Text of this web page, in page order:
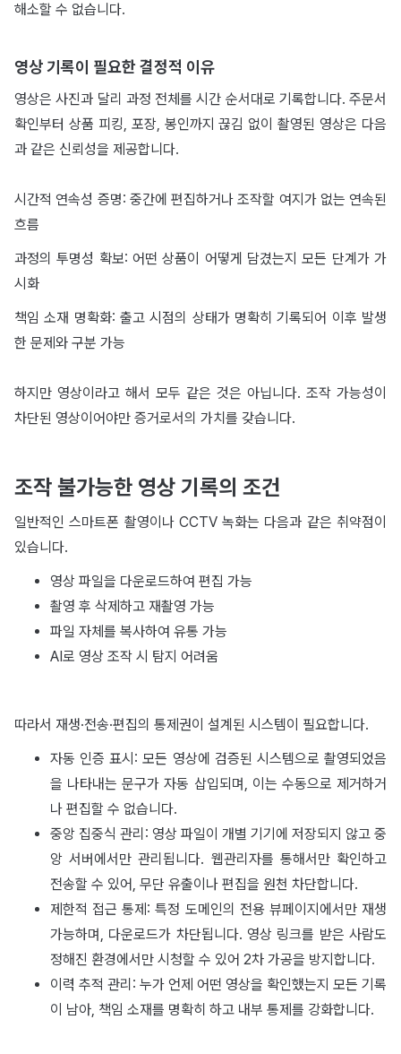
해소할 수 없습니다.
영상 기록이 필요한 결정적 이유
영상은 사진과 달리 과정 전체를 시간 순서대로 기록합니다. 주문서
확인부터 상품 피킹, 포장, 봉인까지 끊김 없이 촬영된 영상은 다음
과 같은 신뢰성을 제공합니다.
시간적 연속성 증명: 중간에 편집하거나 조작할 여지가 없는 연속된
흐름
과정의 투명성 확보: 어떤 상품이 어떻게 담겼는지 모든 단계가 가
시화
책임 소재 명확화: 출고 시점의 상태가 명확히 기록되어 이후 발생
한 문제와 구분 가능
하지만 영상이라고 해서 모두 같은 것은 아닙니다. 조작 가능성이
차단된 영상이어야만 증거로서의 가치를 갖습니다.
조작 불가능한 영상 기록의 조건
일반적인 스마트폰 촬영이나 CCTV 녹화는 다음과 같은 취약점이
있습니다.
영상 파일을 다운로드하여 편집 가능
촬영 후 삭제하고 재촬영 가능
파일 자체를 복사하여 유통 가능
AI로 영상 조작 시 탐지 어려움
따라서 재생·전송·편집의 통제권이 설계된 시스템이 필요합니다.
자동 인증 표시: 모든 영상에 검증된 시스템으로 촬영되었음
을 나타내는 문구가 자동 삽입되며, 이는 수동으로 제거하거
나 편집할 수 없습니다.
중앙 집중식 관리: 영상 파일이 개별 기기에 저장되지 않고 중
앙 서버에서만 관리됩니다. 웹관리자를 통해서만 확인하고
전송할 수 있어, 무단 유출이나 편집을 원천 차단합니다.
제한적 접근 통제: 특정 도메인의 전용 뷰페이지에서만 재생
가능하며, 다운로드가 차단됩니다. 영상 링크를 받은 사람도
정해진 환경에서만 시청할 수 있어 2차 가공을 방지합니다.
이력 추적 관리: 누가 언제 어떤 영상을 확인했는지 모든 기록
이 남아, 책임 소재를 명확히 하고 내부 통제를 강화합니다.